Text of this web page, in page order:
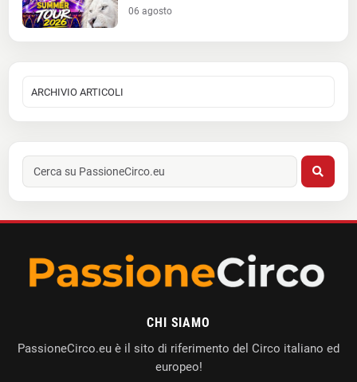
06 agosto
CHI SIAMO
PassioneCirco.eu è il sito di riferimento del Circo italiano ed
europeo!